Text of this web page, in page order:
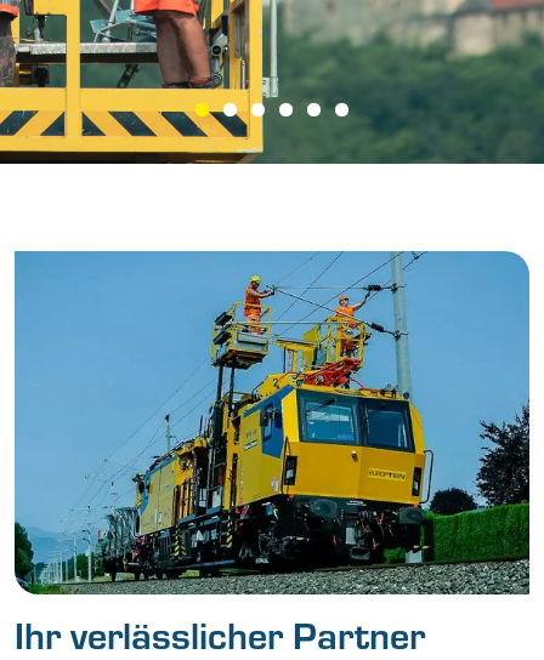
Ihr verlässlicher Partner